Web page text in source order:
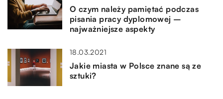
O czym należy pamiętać podczas
pisania pracy dyplomowej –
najważniejsze aspekty
18.03.2021
Jakie miasta w Polsce znane są ze
sztuki?